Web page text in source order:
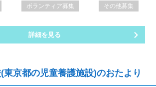
ボランティア募集 その他募集
詳細を見る
東京都の児童養護施設)のおたより